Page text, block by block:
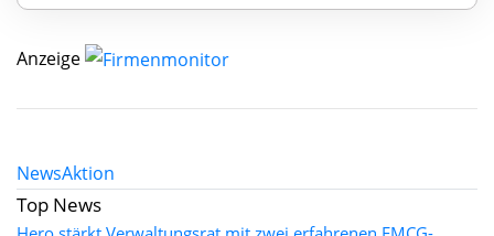
Anzeige
NewsAktion
Top News